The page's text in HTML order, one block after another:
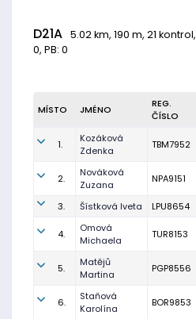
D21A 5.02 km, 190 m, 21 kontrol,
0, PB: 0
MÍSTO JMÉNO
REG.
ČÍSLO
1.
Kozáková
Zdenka
TBM7952
2.
Nováková
Zuzana
NPA9151
3. Šístková Iveta LPU8654
4.
Omová
Michaela
TUR8153
5.
Matějů
Martina
PGP8556
6.
Staňová
Karolína
BOR9853